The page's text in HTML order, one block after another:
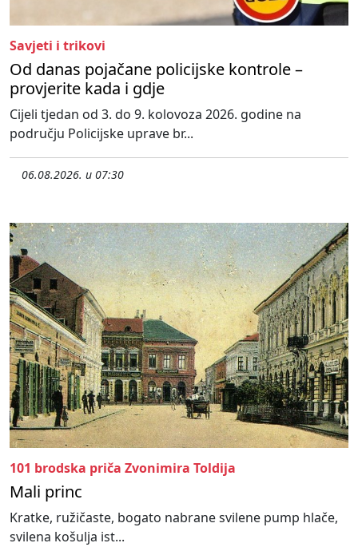
Savjeti i trikovi
Od danas pojačane policijske kontrole –
provjerite kada i gdje
Cijeli tjedan od 3. do 9. kolovoza 2026. godine na
području Policijske uprave br...
06.08.2026. u 07:30
101 brodska priča Zvonimira Toldija
Mali princ
Kratke, ružičaste, bogato nabrane svilene pump hlače,
svilena košulja ist...